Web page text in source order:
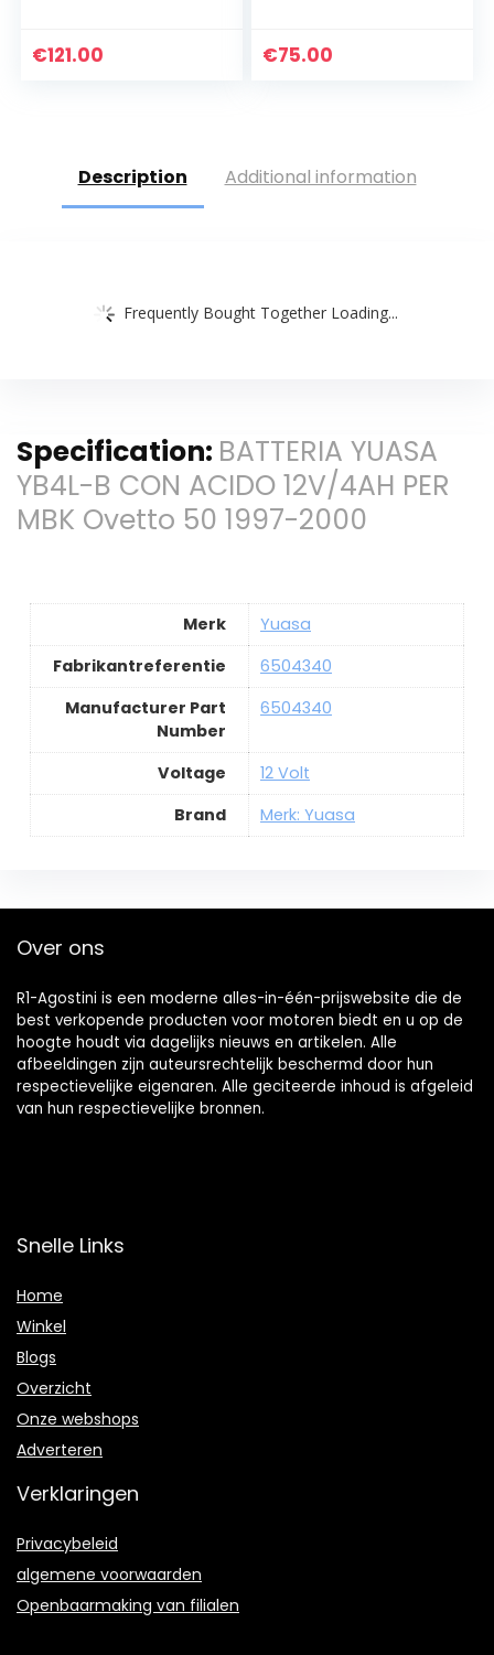
CON ACIDO A
€121.00
anno di costruzione
€75.00
Description Additional information
Frequently Bought Together Loading...
Specification: BATTERIA YUASA
YB4L-B CON ACIDO 12V/4AH PER
MBK Ovetto 50 1997-2000
Merk
Yuasa
Fabrikantreferentie
6504340
Manufacturer Part
Number
6504340
Voltage
12 Volt
Brand
Merk: Yuasa
Over ons
R1-Agostini is een moderne alles-in-één-prijswebsite die de
best verkopende producten voor motoren biedt en u op de
hoogte houdt via dagelijks nieuws en artikelen. Alle
afbeeldingen zijn auteursrechtelijk beschermd door hun
respectievelijke eigenaren. Alle geciteerde inhoud is afgeleid
van hun respectievelijke bronnen.
Snelle Links
Home
Winkel
Blogs
Overzicht
Onze webshops
Adverteren
Verklaringen
Privacybeleid
algemene voorwaarden
Openbaarmaking van filialen